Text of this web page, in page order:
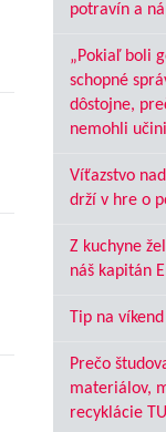
potravín a
„Pokiaľ boli
schopné
dôstojne,
nemohli
Víťazstvo
drží v hre o
Z kuchyne
náš kapitán
Tip na
Prečo
materiálov,
recyklácie